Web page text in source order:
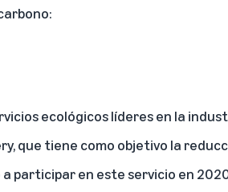
ecológicos líderes en la
que tiene como objetivo la
a participar en este servicio en